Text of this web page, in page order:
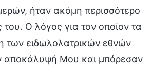
ήταν ακόμη περισσότερο
του. Ο λόγος για τον οποίον τα
των ειδωλολατρικών εθνών
αποκάλυψή Μου και μπόρεσαν